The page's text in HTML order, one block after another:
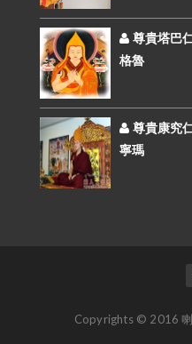
尊貴塔巴
格魯
尊貴康究
寧瑪
Copyrights © 2016